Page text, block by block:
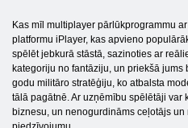
Kas mīl multiplayer pārlūkprogrammu
platformu iPlayer, kas apvieno
spēlēt jebkurā stāstā, sazinoties ar
kategoriju no fantāziju, un priekšā jums
godu militāro stratēģiju, ko atbalsta
tālā pagātnē. Ar uzņēmību spēlētāji var
biznesu, un nenogurdināms ceļotājs